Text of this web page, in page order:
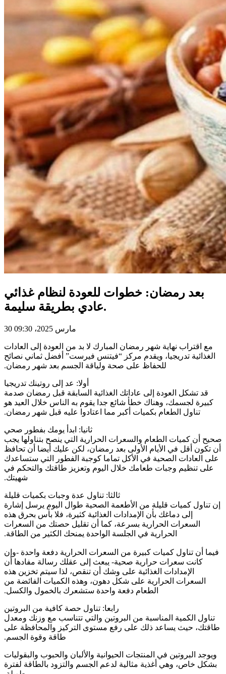
بعد رمضان: خطوات للعودة لنظام غذائي
عادي بطريقة سليمة.
30 مارس 2025، 09:30
مع اقتراب نهاية شهر رمضان المبارك لا بد ‫من العودة إلى العادات
الغذائية تدريجيا، ويقدم مركز “فيتنس فيرست” أفضل ثماني نصائح
للحفاظ على صحة ولياقة الجسم ‫بعد شهر رمضان.
‫قد تشكل العودة إلى عاداتك الغذائية السابقة قبل رمضان صدمة
كبيرة ‫لجسمك، وهناك خطأ شائع جدا يقوم به الناس خلال العيد هو
تناول الطعام ‫بكميات أكبر مما اعتادوا عليه قبل شهر رمضان.
‫صحيح أن كميات الطعام والسعرات الحرارية التي ينصح بتناولها يجب
أن ‫تكون أقل في الأيام الأولى بعد رمضان، لكن عليك أيضا أن تحافظ
على ‫العادات الصحية في الأكل تماما كوجبة الفطور التي ستساعدك
على تنظيم ‫وجبات طعامك خلال اليوم وتعزيز طاقتك والتحكم في
شهيتك.
‫إن تناول كميات قليلة من الأطعمة الصحية طوال اليوم يرسل إشارة
إلى ‫دماغك بأن الإمدادات الغذائية كثيرة، فلا بأس بحرق هذه
السعرات الحرارية ‫بسرعة، كما أن تقليل حصتك من السعرات
الحرارية في الجلسة الواحدة يمنحك ‫الكثير من الطاقة.
‫‫فيما أن تناول كميات كبيرة من السعرات الحرارية دفعة واحدة -وإن
كانت ‫سعرات حرارية صحية- يبعث إلى عقلك رسالة مفادها أن
الإمدادات الغذائية على ‫وشك أن تنقص، لذا سيتم تخزين هذه
السعرات الحرارية على شكل دهون، وهذه ‫الكميات الفائضة من
الطعام دفعة واحدة ستشعرك بالخمول والكسل.
رابعا: تناول حصة كافية من البروتين
‫تناول الكمية المناسبة من البروتين والتي تتناسب مع وزنك ومعدل
‫طاقتك، حيث يساعد ذلك على رفع مستوى ‫التركيز والمحافظة على
ويوجد البروتين في المنتجات الحيوانية والألبان والحبوب ‫والبقوليات
بشكل خاص، وهي أغذية مثالية لدعم الجسم والتزود بالطاقة ‫لفترة